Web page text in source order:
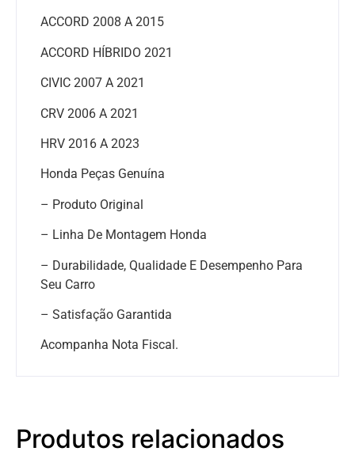
ACCORD 2008 A 2015
ACCORD HÍBRIDO 2021
CIVIC 2007 A 2021
CRV 2006 A 2021
HRV 2016 A 2023
Honda Peças Genuína
– Produto Original
– Linha De Montagem Honda
– Durabilidade, Qualidade E Desempenho Para
Seu Carro
– Satisfação Garantida
Acompanha Nota Fiscal.
Produtos relacionados